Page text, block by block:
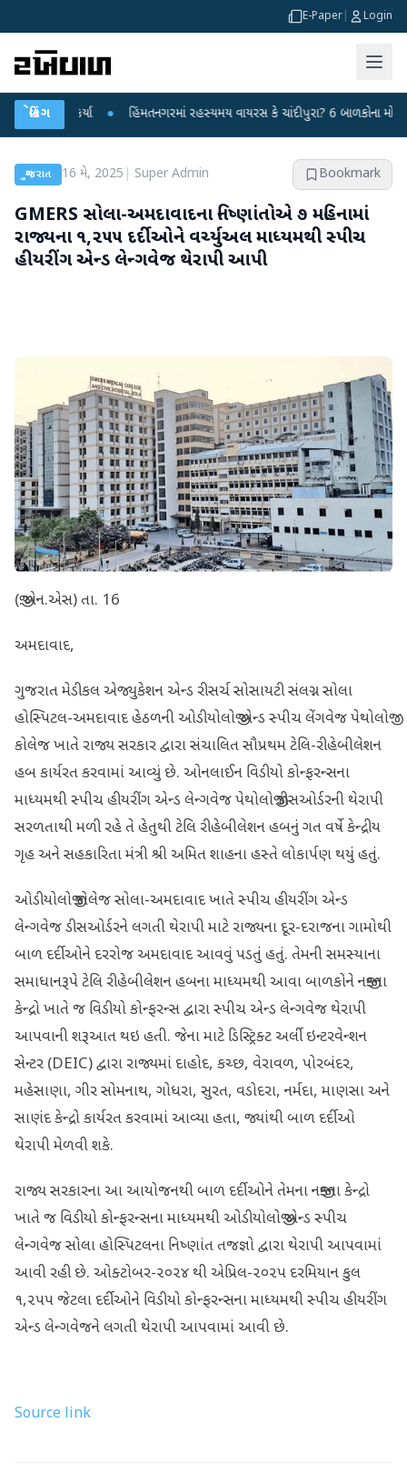
E-Paper Login
બ્રેકિંગ
કર્યા હિંમતનગરમાં રહસ્યમય વાયરસ કે ચાંદીપુરા? 6 બાળકોના મોતથી ફફડાટ
ગુજરાત 16 મે, 2025 Super Admin Bookmark
GMERS સોલા-અમદાવાદના નિષ્ણાંતોએ ૭ મહિનામાં
રાજ્યના ૧,૨૫૫ દર્દીઓને વર્ચ્યુઅલ માધ્યમથી સ્પીચ
હીયરીંગ એન્ડ લેન્ગવેજ થેરાપી આપી
(જી.એન.એસ) તા. 16
અમદાવાદ,
ગુજરાત મેડીકલ એજ્યુકેશન એન્ડ રીસર્ચ સોસાયટી સંલગ્ન સોલા
હોસ્પિટલ-અમદાવાદ હેઠળની ઓડીયોલોજી એન્ડ સ્પીચ લેંગવેજ પેથોલોજી
કોલેજ ખાતે રાજ્ય સરકાર દ્વારા સંચાલિત સૌપ્રથમ ટેલિ-રીહેબીલેશન
હબ કાર્યરત કરવામાં આવ્યું છે. ઓનલાઈન વિડીયો કોન્ફરન્સના
માધ્યમથી સ્પીચ હીયરીંગ એન્ડ લેન્ગવેજ પેથોલોજી ડીસઓર્ડરની થેરાપી
સરળતાથી મળી રહે તે હેતુથી ટેલિ રીહેબીલેશન હબનું ગત વર્ષે કેન્દ્રીય
ગૃહ અને સહકારિતા મંત્રી શ્રી અમિત શાહના હસ્તે લોકાર્પણ થયું હતું.
ઓડીયોલોજી કોલેજ સોલા-અમદાવાદ ખાતે સ્પીચ હીયરીંગ એન્ડ
લેન્ગવેજ ડીસઓર્ડરને લગતી થેરાપી માટે રાજ્યના દૂર-દરાજના ગામોથી
બાળ દર્દીઓને દરરોજ અમદાવાદ આવવું પડતું હતું. તેમની સમસ્યાના
સમાધાનરૂપે ટેલિ રીહેબીલેશન હબના માધ્યમથી આવા બાળકોને નજીકના
કેન્દ્રો ખાતે જ વિડીયો કોન્ફરન્સ દ્વારા સ્પીચ એન્ડ લેન્ગવેજ થેરાપી
આપવાની શરૂઆત થઇ હતી. જેના માટે ડિસ્ટ્રિક્ટ અર્લી ઇન્ટરવેન્શન
સેન્ટર (DEIC) દ્વારા રાજ્યમાં દાહોદ, કચ્છ, વેરાવળ, પોરબંદર,
મહેસાણા, ગીર સોમનાથ, ગોધરા, સુરત, વડોદરા, નર્મદા, માણસા અને
સાણંદ કેન્દ્રો કાર્યરત કરવામાં આવ્યા હતા, જ્યાંથી બાળ દર્દીઓ
થેરાપી મેળવી શકે.
રાજ્ય સરકારના આ આયોજનથી બાળ દર્દીઓને તેમના નજીકના કેન્દ્રો
ખાતે જ વિડીયો કોન્ફરન્સના માધ્યમથી ઓડીયોલોજી એન્ડ સ્પીચ
લેન્ગવેજ સોલા હોસ્પિટલના નિષ્ણાંત તજજ્ઞો દ્વારા થેરાપી આપવામાં
આવી રહી છે. ઓક્ટોબર-૨૦૨૪ થી એપ્રિલ-૨૦૨૫ દરમિયાન કુલ
૧,૨૫૫ જેટલા દર્દીઓને વિડીયો કોન્ફરન્સના માધ્યમથી સ્પીચ હીયરીંગ
એન્ડ લેન્ગવેજને લગતી થેરાપી આપવામાં આવી છે.
Source link